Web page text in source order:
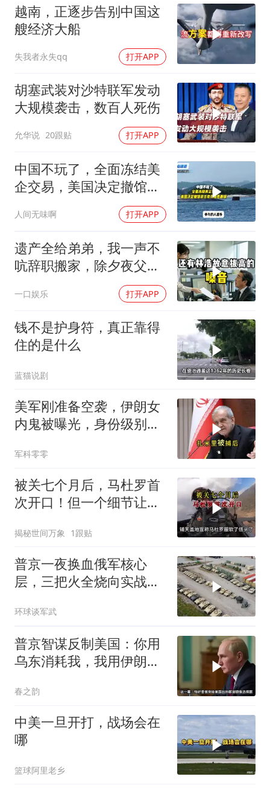
湖北启动重大气象灾害三级应急响应
费大厨口号更改 不再宣传小炒肉大王
56岁刘奕君跟13岁女儿合跳
从科技创新看开局起步的时与势
越南，正逐步告别中国这
艘经济大船
失我者永失qq 打开APP
胡塞武装对沙特联军发动
大规模袭击，数百人死伤
允华说 20跟贴 打开APP
中国不玩了，全面冻结美
企交易，美国决定撤馆，
人间无味啊 打开APP
遗产全给弟弟，我一声不
吭辞职搬家，除夕夜父亲
一口娱乐 打开APP
钱不是护身符，真正靠得
住的是什么
蓝猫说剧
美军刚准备空袭，伊朗女
内鬼被曝光，身份级别很
军科零零
被关七个月后，马杜罗首
次开口！但一个细节让特
揭秘世间万象 1跟贴
普京一夜换血俄军核心
层，三把火全烧向实战
提拔
环球谈军武
普京智谋反制美国：你用
乌东消耗我，我用伊朗消
春之韵
中美一旦开打，战场会在
哪
篮球阿里老乡